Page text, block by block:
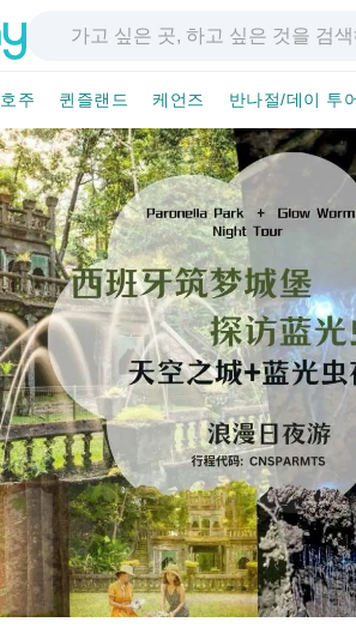
호주 퀸즐랜드 케언즈 반나절/데이 투